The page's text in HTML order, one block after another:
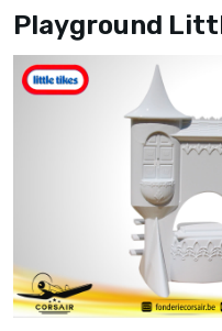
Playground